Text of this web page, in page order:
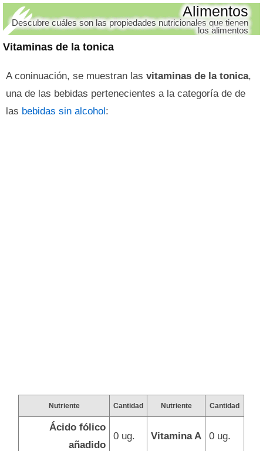
Vitaminas de la tonica
Alimentos
Descubre cuáles son las propiedades nutricionales que tienen
los alimentos
A coninuación, se muestran las vitaminas de la tonica,
una de las bebidas pertenecientes a la categoría de de
las bebidas sin alcohol:
Nutriente Cantidad Nutriente Cantidad
Ácido fólico
añadido
0 ug. Vitamina A 0 ug.